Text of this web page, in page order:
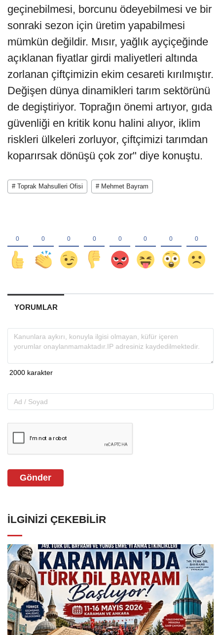
geçinebilmesi, borcunu ödeyebilmesi ve bir
sonraki sezon için üretim yapabilmesi
mümkün değildir. Mısır, yağlık ayçiçeğinde
açıklanan fiyatlar girdi maliyetleri altında
zorlanan çiftçimizin ekim cesareti kırılmıştır.
Değişen dünya dinamikleri tarım sektörünü
de degiştiriyor. Toprağın önemi artıyor, gıda
güvenliği en kritik konu halini alıyor, iklim
riskleri ülkeleri zorluyor, çiftçimizi tarımdan
koparırsak dönüşü çok zor" diye konuştu.
# Toprak Mahsulleri Ofisi # Mehmet Bayram
YORUMLAR
Gönder
İLGINIZI ÇEKEBILIR